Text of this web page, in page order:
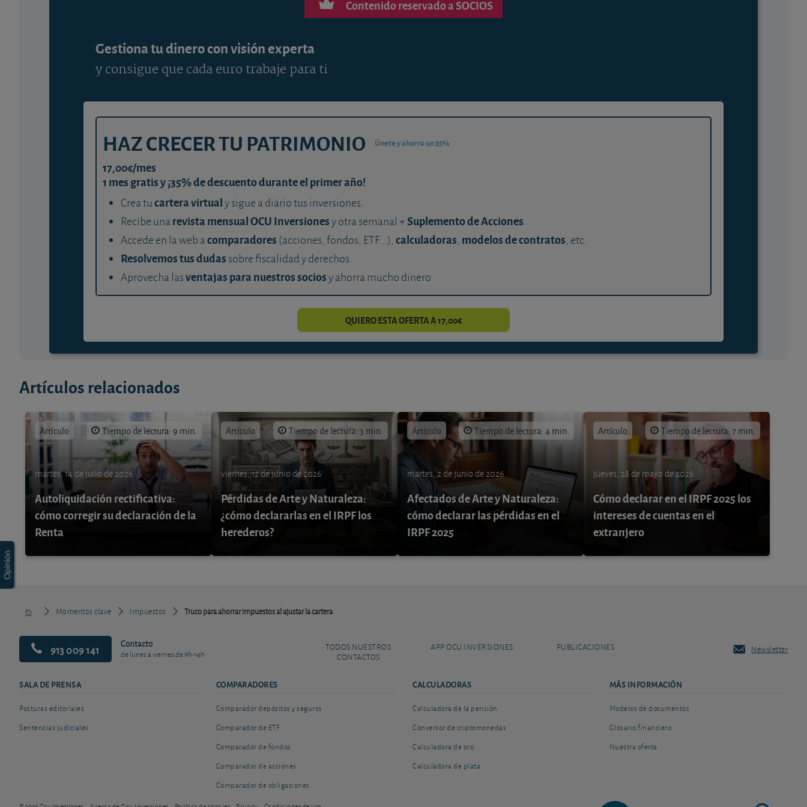
Contenido reservado a SOCIOS
Gestiona tu dinero con visión experta
y consigue que cada euro trabaje para ti
HAZ CRECER TU PATRIMONIO Únete y ahorra un 35%
17,00€/mes
1 mes gratis y ¡35% de descuento durante el primer año!
Crea tucartera virtualy sigue a diario tus inversiones.
Recibe unarevista mensual OCU Inversionesy otra semanal +Suplemento de Acciones.
Accede en la web acomparadores (acciones, fondos, ETF...), calculadoras, modelos de contratos, etc.
Resolvemos tus dudas sobre fiscalidad y derechos.
Aprovecha lasventajas para nuestros sociosy ahorra mucho dinero.
QUIERO ESTA OFERTA A 17,00€
Artículos relacionados
Artículo Tiempo de lectura: 9 min.
martes, 14 de julio de 2026
Autoliquidación rectificativa:
cómo corregir su declaración de la
Renta
Artículo Tiempo de lectura: 3 min.
viernes, 12 de junio de 2026
Pérdidas de Arte y Naturaleza:
¿cómo declararlas en el IRPF los
herederos?
Artículo Tiempo de lectura: 4 min.
martes, 2 de junio de 2026
Afectados de Arte y Naturaleza:
cómo declarar las pérdidas en el
IRPF 2025
Artículo Tiempo de lectura: 7 min.
jueves, 28 de mayo de 2026
Cómo declarar en el IRPF 2025 los
intereses de cuentas en el
extranjero
Momentos clave Impuestos Truco para ahorrar impuestos al ajustar la cartera
913 009 141 Contacto
de lunes a viernes de 9h-14h
TODOS NUESTROS
CONTACTOS
APP OCU INVERSIONES PUBLICACIONES Newsletter
SALA DE PRENSA
Posturas editoriales
Sentencias judiciales
COMPARADORES
Comparador depósitos y seguros
Comparador de ETF
Comparador de fondos
Comparador de acciones
Comparador de obligaciones
CALCULADORAS
Calculadora de la pensión
Conversor de criptomonedas
Calculadora de oro
Calculadora de plata
MÁS INFORMACIÓN
Modelos de documentos
Glosario financiero
Nuestra oferta